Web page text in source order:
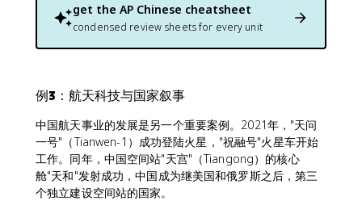
get the AP Chinese cheatsheet
condensed review sheets for every unit
例3：航天科技与国家叙事
中国航天事业的发展是另一个重要案例。2021年，"天问
一号"（Tianwen-1）成功登陆火星，"祝融号"火星车开始
工作。同年，中国空间站"天宫"（Tiangong）的核心
舱"天和"发射成功，中国成为继美国和俄罗斯之后，第三
个独立建设空间站的国家。